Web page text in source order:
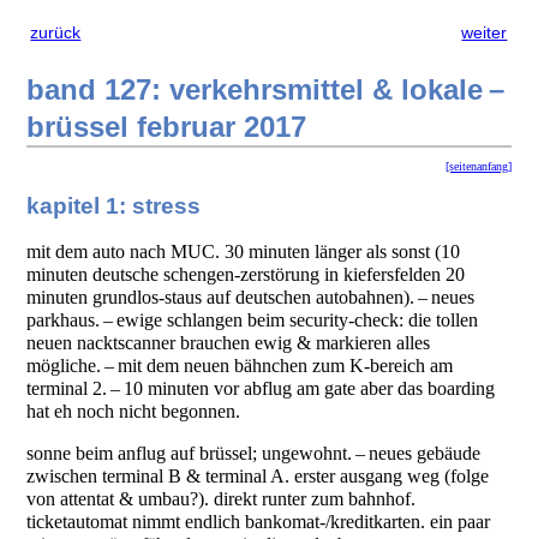
zurück weiter
band 127: verkehrsmittel & lokale –
brüssel februar 2017
[seitenanfang]
kapitel 1: stress
mit dem auto nach MUC. 30 minuten länger als sonst (10
minuten deutsche schengen-zerstörung in kiefersfelden 20
minuten grundlos-staus auf deutschen autobahnen). – neues
parkhaus. – ewige schlangen beim security-check: die tollen
neuen nacktscanner brauchen ewig & markieren alles
mögliche. – mit dem neuen bähnchen zum K-bereich am
terminal 2. – 10 minuten vor abflug am gate aber das boarding
hat eh noch nicht begonnen.
sonne beim anflug auf brüssel; ungewohnt. – neues gebäude
zwischen terminal B & terminal A. erster ausgang weg (folge
von attentat & umbau?). direkt runter zum bahnhof.
ticketautomat nimmt endlich bankomat-/kreditkarten. ein paar